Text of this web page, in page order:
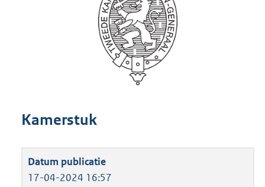
Kamerstuk
17-04-2024 16:57